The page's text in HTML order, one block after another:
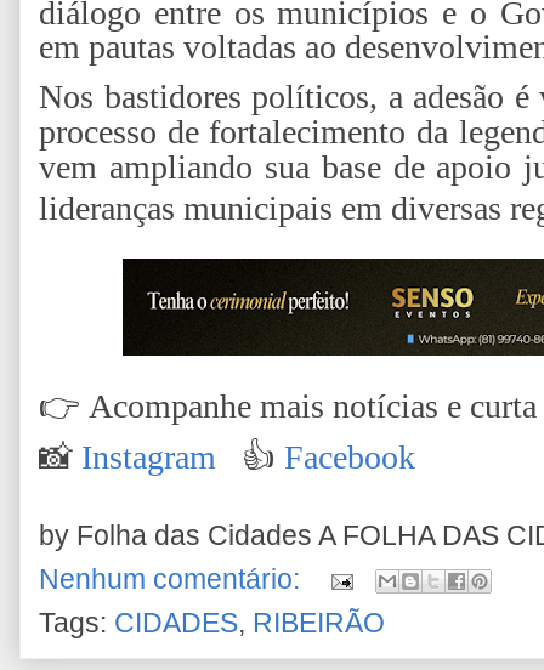
diálogo entre os municípios e o
em pautas voltadas ao
Nos bastidores políticos, a adesão
processo de fortalecimento da
vem ampliando sua base de apoio
lideranças municipais em diversas
👉 Acompanhe mais notícias e curta
📸 Instagram 👍 Facebook
by Folha das Cidades A FOLHA DAS
Nenhum comentário:
Tags: CIDADES, RIBEIRÃO